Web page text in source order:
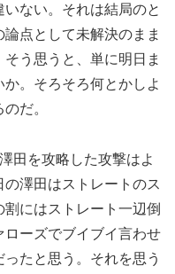
ない。それは結局のと
点として未解決のまま
う思うと、単に明日ま
。そろそろ何とかしよ
だ。
田を攻略した攻撃はよ
澤田はストレートのス
にはストレート一辺倒
ーズでブイブイ言わせ
たと思う。それを思う